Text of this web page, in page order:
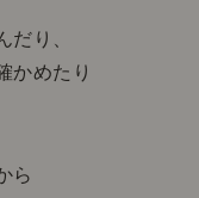
だり、
かめたり
ら